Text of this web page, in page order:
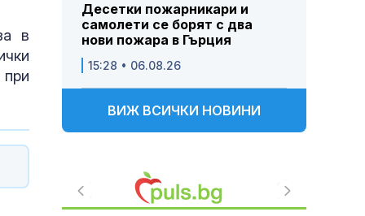
в
Десетки пожарникари и
самолети се борят с два
нови пожара в Гърция
15:28 • 06.08.26
ВИЖ ВСИЧКИ НОВИНИ